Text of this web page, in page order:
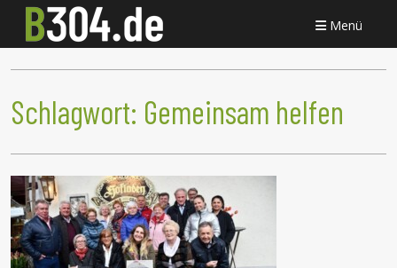
Menü
Schlagwort: Gemeinsam helfen